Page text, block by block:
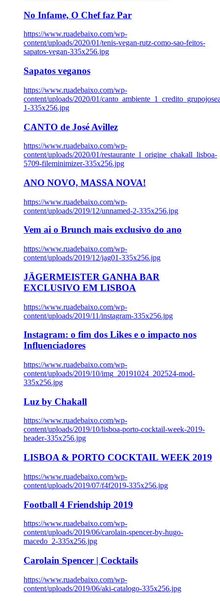
No Infame, O Chef faz Par
https://www.ruadebaixo.com/wp-
content/uploads/2020/01/tenis-vegan-rutz-como-sao-feitos-
sapatos-vegan-335x256.jpg
Sapatos veganos
https://www.ruadebaixo.com/wp-
content/uploads/2020/01/
1-335x256.jpg
CANTO de José Avillez
https://www.ruadebaixo.com/wp-
content/uploads/2020/01/restaurante_l_origine_chakall_lisboa-
5709-fileminimizer-335x256.jpg
ANO NOVO, MASSA NOVA!
https://www.ruadebaixo.com/wp-
content/uploads/2019/12/unnamed-2-335x256.jpg
Vem ai o Brunch mais exclusivo do ano
https://www.ruadebaixo.com/wp-
content/uploads/2019/12/jag01-335x256.jpg
JÄGERMEISTER GANHA BAR
EXCLUSIVO EM LISBOA
https://www.ruadebaixo.com/wp-
content/uploads/2019/11/instagram-335x256.jpg
Instagram: o fim dos Likes e o impacto nos
Influenciadores
https://www.ruadebaixo.com/wp-
content/uploads/2019/10/img_20191024_202524-mod-
335x256.jpg
Luz by Chakall
https://www.ruadebaixo.com/wp-
content/uploads/2019/10/lisboa-porto-cocktail-week-2019-
header-335x256.jpg
LISBOA & PORTO COCKTAIL WEEK 2019
https://www.ruadebaixo.com/wp-
content/uploads/2019/07/f4f2019-335x256.jpg
Football 4 Friendship 2019
https://www.ruadebaixo.com/wp-
content/uploads/2019/06/carolain-spencer-by-hugo-
macedo_2-335x256.jpg
Carolain Spencer | Cocktails
https://www.ruadebaixo.com/wp-
content/uploads/2019/06/aki-catalogo-335x256.jpg